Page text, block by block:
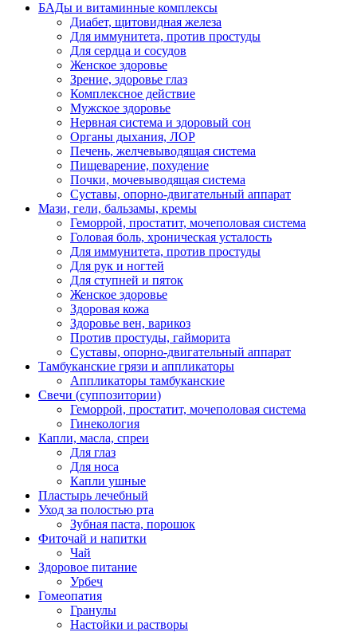
БАДы и витаминные комплексы
Диабет, щитовидная железа
Для иммунитета, против простуды
Для сердца и сосудов
Женское здоровье
Зрение, здоровье глаз
Комплексное действие
Мужское здоровье
Нервная система и здоровый сон
Органы дыхания, ЛОР
Печень, желчевыводящая система
Пищеварение, похудение
Почки, мочевыводящая система
Суставы, опорно-двигательный аппарат
Мази, гели, бальзамы, кремы
Геморрой, простатит, мочеполовая система
Головая боль, хроническая усталость
Для иммунитета, против простуды
Для рук и ногтей
Для ступней и пяток
Женское здоровье
Здоровая кожа
Здоровье вен, варикоз
Против простуды, гайморита
Суставы, опорно-двигательный аппарат
Тамбуканские грязи и аппликаторы
Аппликаторы тамбуканские
Свечи (суппозитории)
Геморрой, простатит, мочеполовая система
Гинекология
Капли, масла, спреи
Для глаз
Для носа
Капли ушные
Пластырь лечебный
Уход за полостью рта
Зубная паста, порошок
Фиточай и напитки
Чай
Здоровое питание
Урбеч
Гомеопатия
Гранулы
Настойки и растворы